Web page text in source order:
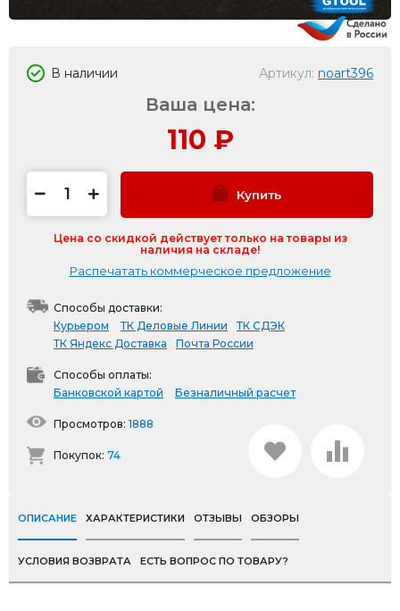
В наличии Артикул: noart396
Ваша цена:
110 ₽
Купить
Цена со скидкой действует только на товары из
наличия на складе!
Распечатать коммерческое предложение
Способы доставки:
Курьером
ТК Деловые Линии
ТК СДЭК
ТК Яндекс Доставка
Почта России
Способы оплаты:
Банковской картой
Безналичный расчет
Просмотров: 1888
Покупок: 74
ОПИСАНИЕ ХАРАКТЕРИСТИКИ ОТЗЫВЫ ОБЗОРЫ
УСЛОВИЯ ВОЗВРАТА ЕСТЬ ВОПРОС ПО ТОВАРУ?